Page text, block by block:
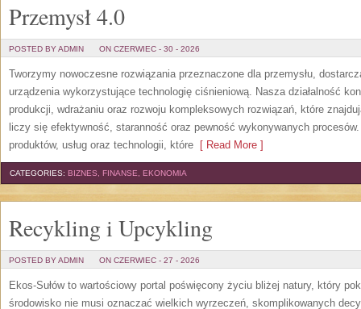
Przemysł 4.0
POSTED BY ADMIN ON CZERWIEC - 30 - 2026
Tworzymy nowoczesne rozwiązania przeznaczone dla przemysłu,
urządzenia wykorzystujące technologię ciśnieniową. Nasza działalność
produkcji, wdrażaniu oraz rozwoju kompleksowych rozwiązań, które
liczy się efektywność, staranność oraz pewność wykonywanych
produktów, usług oraz technologii, które [ Read More ]
CATEGORIES: BIZNES, FINANSE, EKONOMIA
Recykling i Upcykling
POSTED BY ADMIN ON CZERWIEC - 27 - 2026
Ekos-Sułów to wartościowy portal poświęcony życiu bliżej natury, który
środowisko nie musi oznaczać wielkich wyrzeczeń, skomplikowanych